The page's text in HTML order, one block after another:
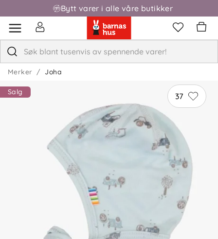
Bytt varer i alle våre butikker
Merker Joha
37
Salg